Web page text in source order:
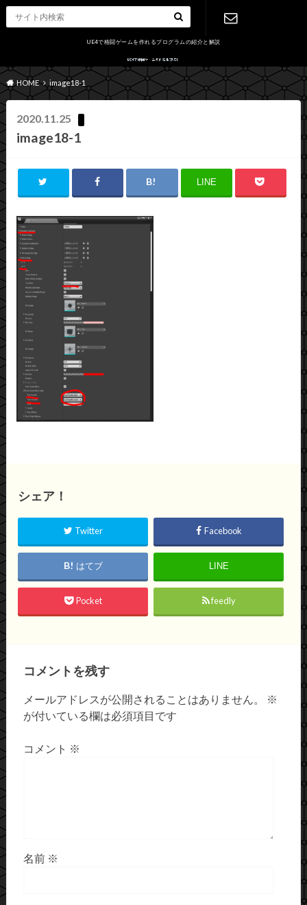
UE4で格闘ゲームを作れるプログラムの紹介と解説
せ
HOME image18-1
2020.11.25
image18-1
LINE
シェア！
Twitter Facebook
はてブ LINE
Pocket feedly
コメントを残す
メールアドレスが公開されることはありません。
※
が付いている欄は必須項目です
コメント ※
名前 ※